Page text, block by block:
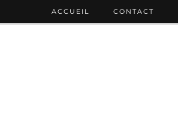
ACCUEIL CONTACT